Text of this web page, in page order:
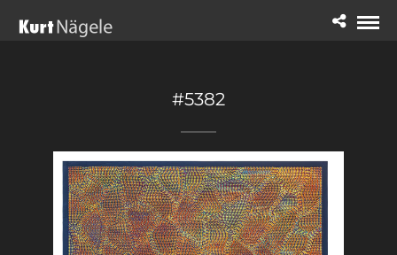
#5382